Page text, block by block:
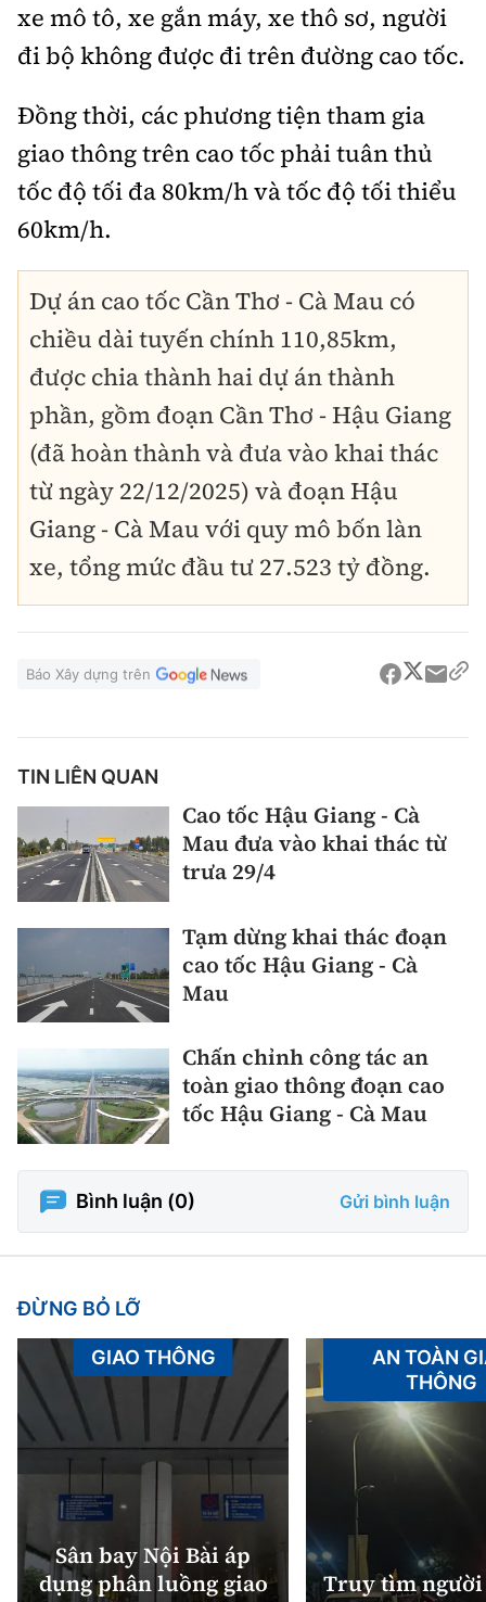
xe mô tô, xe gắn máy, xe thô sơ, người
đi bộ không được đi trên đường cao tốc.
Đồng thời, các phương tiện tham gia
giao thông trên cao tốc phải tuân thủ
tốc độ tối đa 80km/h và tốc độ tối thiểu
60km/h.
Dự án cao tốc Cần Thơ - Cà Mau có
chiều dài tuyến chính 110,85km,
được chia thành hai dự án thành
phần, gồm đoạn Cần Thơ -Hậu Giang
(đã hoàn thành và đưa vào khai thác
từ ngày 22/12/2025) và đoạn Hậu
Giang- Cà Mau với quy mô bốn làn
xe, tổng mức đầu tư 27.523 tỷ đồng.
Báo Xây dựng trên
TIN LIÊN QUAN
Cao tốc Hậu Giang - Cà
Mau đưa vào khai thác từ
trưa 29/4
Tạm dừng khai thác đoạn
cao tốc Hậu Giang - Cà
Mau
Chấn chỉnh công tác an
toàn giao thông đoạn cao
tốc Hậu Giang - Cà Mau
Bình luận (0) Gửi bình luận
ĐỪNG BỎ LỠ
Sân bay Nội Bài áp
dụng phân luồng giao
GIAO THÔNG
Truy tìm
AN TOÀN
THÔNG